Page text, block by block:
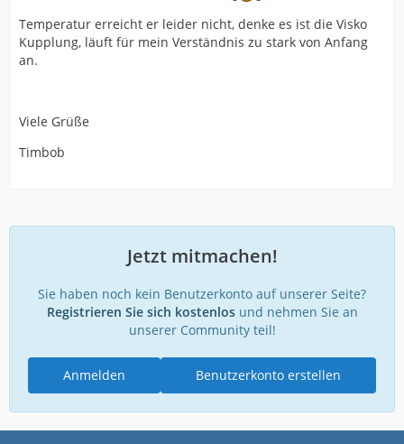
Temperatur erreicht er leider nicht, denke es ist die Visko
Kupplung, läuft für mein Verständnis zu stark von Anfang
an.
Viele Grüße
Timbob
Jetzt mitmachen!
Sie haben noch kein Benutzerkonto auf unserer Seite?
Registrieren Sie sich kostenlosund nehmen Sie an
unserer Community teil!
Benutzerkonto erstellen
Anmelden